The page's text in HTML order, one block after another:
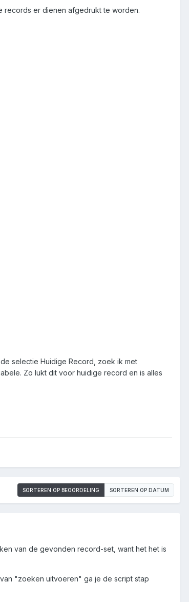
records er dienen afgedrukt te worden.
selectie Huidige Record, zoek ik met
Zo lukt dit voor huidige record en is alles
SORTEREN OP BEOORDELING SORTEREN OP DATUM
van de gevonden record-set, want het het is
"zoeken uitvoeren" ga je de script stap